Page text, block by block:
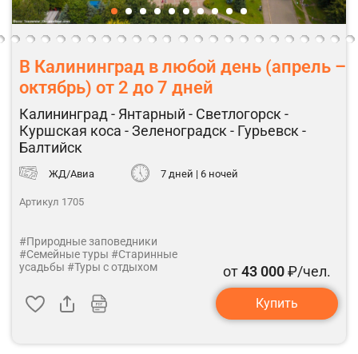
В Калининград в любой день (апрель –
октябрь) от 2 до 7 дней
Калининград - Янтарный - Светлогорск -
Куршская коса - Зеленоградск - Гурьевск -
Балтийск
ЖД/Авиа 7 дней | 6 ночей
Артикул 1705
#Природные заповедники
#Семейные туры #Старинные
усадьбы #Туры с отдыхом от43 000₽/чел.
Купить